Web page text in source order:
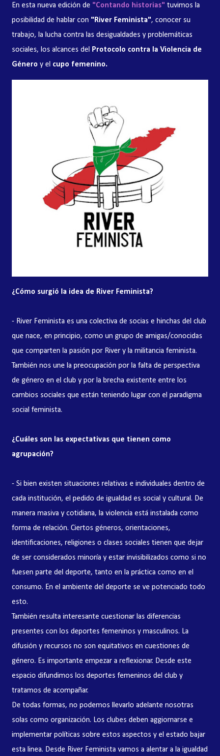
En esta nueva edición de "Contando historias" tuvimos la
posibilidad de hablar con "River Feminista", conocer su
trabajo, la lucha contra las desigualdades y problemáticas
sociales, los alcances del
Protocolo contra la Violencia de
Género y el cupo femenino.
¿Cómo surgió la idea de River Feminista?
- River Feminista es una colectiva de socias e hinchas del club
que nace, en principio, como un grupo de amigas/conocidas
que comparten la pasión por River y la militancia feminista.
También nos une la preocupación por la falta de perspectiva
de género en el club y por la brecha existente entre los
cambios sociales que están teniendo lugar con el paradigma
social feminista.
¿Cuáles son las expectativas que tienen como
agrupación?
- Si bien existen situaciones relativas e individuales dentro de
cada institución, el pedido de igualdad es social y cultural. De
manera masiva y cotidiana, la violencia está instalada como
forma de relación. Ciertos géneros, orientaciones,
identificaciones, religiones o clases sociales tienen que dejar
de ser considerados minoría y estar invisibilizados como si no
fuesen parte del deporte, tanto en la práctica como en el
consumo. En el ambiente del deporte se ve potenciado todo
esto.
También resulta interesante cuestionar las diferencias
presentes con los deportes femeninos y masculinos. La
difusión y recursos no son equitativos en cuestiones de
género. Es importante empezar a reflexionar. Desde este
espacio difundimos los deportes femeninos del club y
tratamos de acompañar.
De todas formas, no podemos llevarlo adelante nosotras
solas como organización. Los clubes deben aggiornarse e
implementar políticas sobre estos aspectos y el estado bajar
esta linea. Desde River Feminista vamos a alentar a la igualdad